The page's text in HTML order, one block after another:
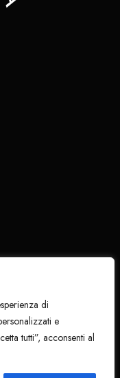
di
e
tutti”, acconsenti al